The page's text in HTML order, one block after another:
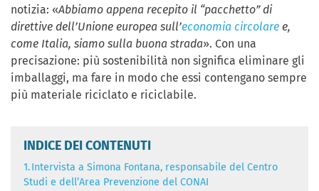
notizia: «Abbiamo appena recepito il “pacchetto” di
direttive dell’Unione europea sull’economia circolare e,
come Italia, siamo sulla buona strada». Con una
precisazione: più sostenibilità non significa eliminare gli
imballaggi, ma fare in modo che essi contengano sempre
più materiale riciclato e riciclabile.
INDICE DEI CONTENUTI
1.Intervista a Simona Fontana, responsabile del Centro
Studi e dell’Area Prevenzione del CONAI